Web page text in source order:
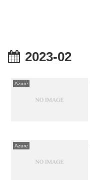
2023-02
Azure
Azure